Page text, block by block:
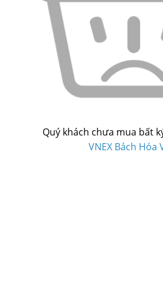
Quý khách chưa mua bất
VNEX Bách Hóa